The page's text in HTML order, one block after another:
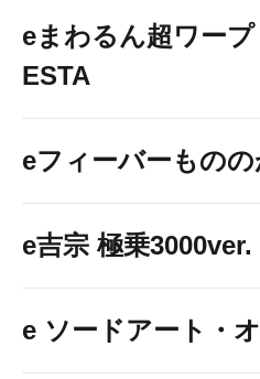
eまわるん超ワー
ESTA
eフィーバーものの
e吉宗 極乗3000ver.
e ソードアート・